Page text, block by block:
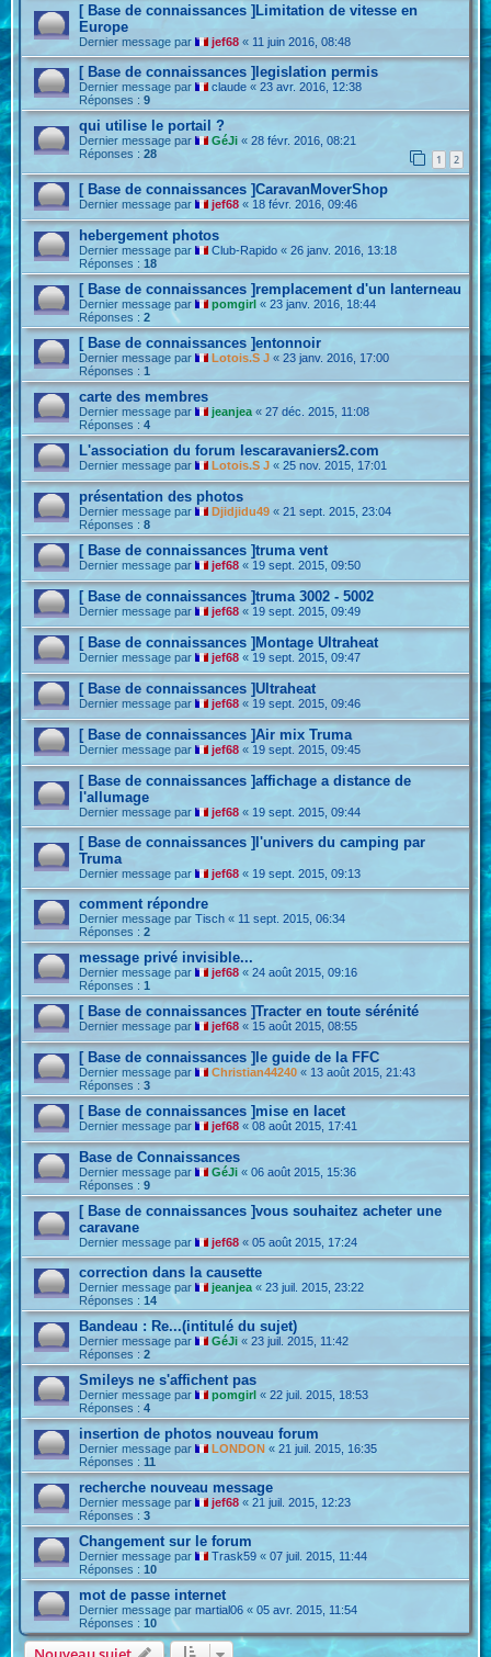
[ Base de connaissances ]Limitation de vitesse en
Europe
Dernier message par jef68 « 11 juin 2016, 08:48
[ Base de connaissances ]legislation permis
Dernier message par claude «23 avr. 2016, 12:38
Réponses :9
qui utilise le portail ?
Dernier message par GéJi «28 févr. 2016, 08:21
Réponses :28 1 2
[ Base de connaissances ]CaravanMoverShop
Dernier message par jef68 « 18 févr. 2016, 09:46
hebergement photos
Dernier message par Club-Rapido «26 janv. 2016, 13:18
Réponses :18
[ Base de connaissances ]remplacement d'un lanterneau
Dernier message par pomgirl «23 janv. 2016, 18:44
Réponses :2
[ Base de connaissances ]entonnoir
Dernier message par Lotois.S J «23 janv. 2016, 17:00
Réponses :1
carte des membres
Dernier message par jeanjea «27 déc. 2015, 11:08
Réponses :4
L'association du forum lescaravaniers2.com
Dernier message par Lotois.S J «25 nov. 2015, 17:01
présentation des photos
Dernier message par Djidjidu49 «21 sept. 2015, 23:04
Réponses :8
[ Base de connaissances ]truma vent
Dernier message par jef68 « 19 sept. 2015, 09:50
[ Base de connaissances ]truma 3002 - 5002
Dernier message par jef68 « 19 sept. 2015, 09:49
[ Base de connaissances ]Montage Ultraheat
Dernier message par jef68 « 19 sept. 2015, 09:47
[ Base de connaissances ]Ultraheat
Dernier message par jef68 « 19 sept. 2015, 09:46
[ Base de connaissances ]Air mix Truma
Dernier message par jef68 « 19 sept. 2015, 09:45
[ Base de connaissances ]affichage a distance de
l'allumage
Dernier message par jef68 « 19 sept. 2015, 09:44
[ Base de connaissances ]l'univers du camping par
Truma
Dernier message par jef68 « 19 sept. 2015, 09:13
comment répondre
Dernier message parTisch « 11 sept. 2015, 06:34
Réponses :2
message privé invisible...
Dernier message par jef68 «24 août 2015, 09:16
Réponses :1
[ Base de connaissances ]Tracter en toute sérénité
Dernier message par jef68 « 15 août 2015, 08:55
[ Base de connaissances ]le guide de la FFC
Dernier message par Christian44240 « 13 août 2015, 21:43
Réponses :3
[ Base de connaissances ]mise en lacet
Dernier message par jef68 «08 août 2015, 17:41
Base de Connaissances
Dernier message par GéJi «06 août 2015, 15:36
Réponses :9
[ Base de connaissances ]vous souhaitez acheter une
caravane
Dernier message par jef68 «05 août 2015, 17:24
correction dans la causette
Dernier message par jeanjea «23 juil. 2015, 23:22
Réponses :14
Bandeau : Re...(intitulé du sujet)
Dernier message par GéJi «23 juil. 2015, 11:42
Réponses :2
Smileys ne s'affichent pas
Dernier message par pomgirl «22 juil. 2015, 18:53
Réponses :4
insertion de photos nouveau forum
Dernier message par LONDON «21 juil. 2015, 16:35
Réponses :11
recherche nouveau message
Dernier message par jef68 «21 juil. 2015, 12:23
Réponses :3
Changement sur le forum
Dernier message par Trask59 «07 juil. 2015, 11:44
Réponses :10
mot de passe internet
Dernier message parmartial06 «05 avr. 2015, 11:54
Réponses :10